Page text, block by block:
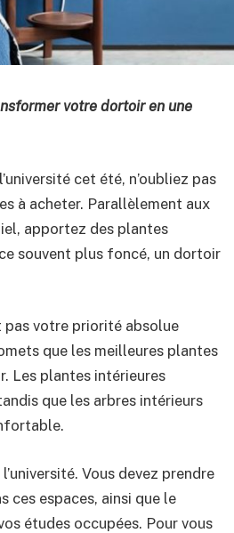
votre dortoir en une
cet été, n’oubliez pas
à acheter. Parallèlement aux
apportez des plantes
souvent plus foncé, un dortoir
pas votre priorité absolue
que les meilleures plantes
Les plantes intérieures
que les arbres intérieurs
Vous devez prendre
ces espaces, ainsi que le
études occupées. Pour vous